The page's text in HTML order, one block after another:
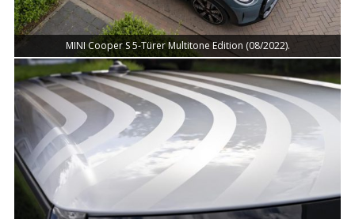
MINI Cooper S 5-Türer Multitone Edition (08/2022).